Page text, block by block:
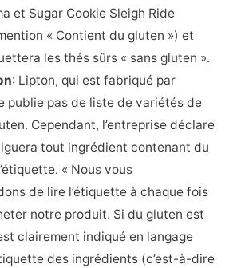
et Sugar Cookie Sleigh Ride
« Contient du gluten ») et
les thés sûrs « sans gluten ».
: Lipton, qui est fabriqué par
publie pas de liste de variétés de
Cependant, l’entreprise déclare
tout ingrédient contenant du
« Nous vous
de lire l’étiquette à chaque fois
notre produit. Si du gluten est
clairement indiqué en langage
des ingrédients (c’est-à-dire